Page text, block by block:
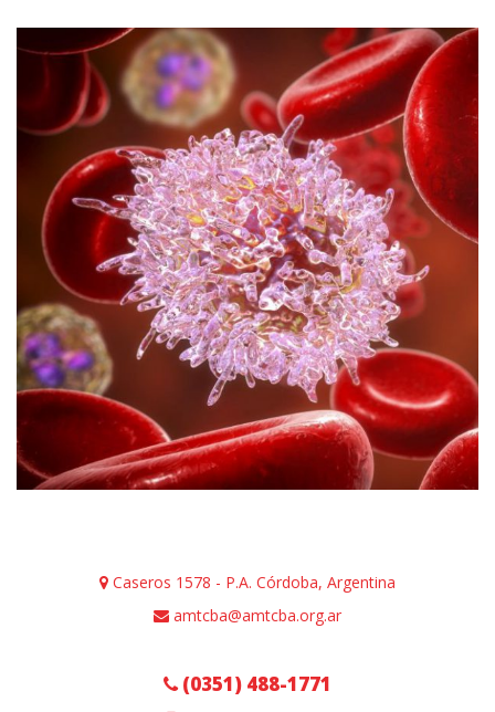
Caseros 1578 - P.A. Córdoba, Argentina
amtcba@amtcba.org.ar
(0351) 488-1771